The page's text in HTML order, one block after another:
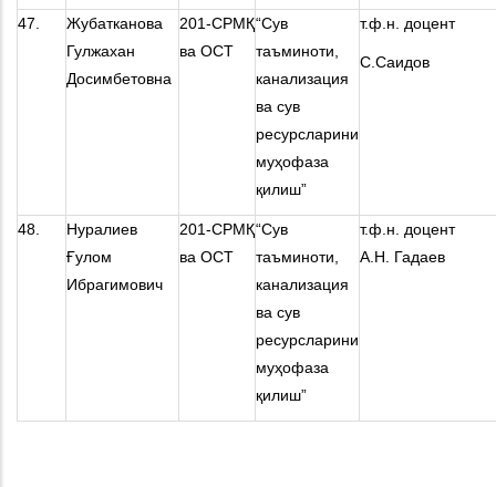
47.
Жубатканова
Гулжахан
Досимбетовна
201-СРМҚ
ва ОСТ
“Сув
таъминоти,
канализация
ва сув
ресурсларини
муҳофаза
қилиш”
т.ф.н. доцент
С.Саидов
48.
Нуралиев
Ғулом
Ибрагимович
201-СРМҚ
ва ОСТ
“Сув
таъминоти,
канализация
ва сув
ресурсларини
муҳофаза
қилиш”
т.ф.н. доцент
А.Н. Гадаев